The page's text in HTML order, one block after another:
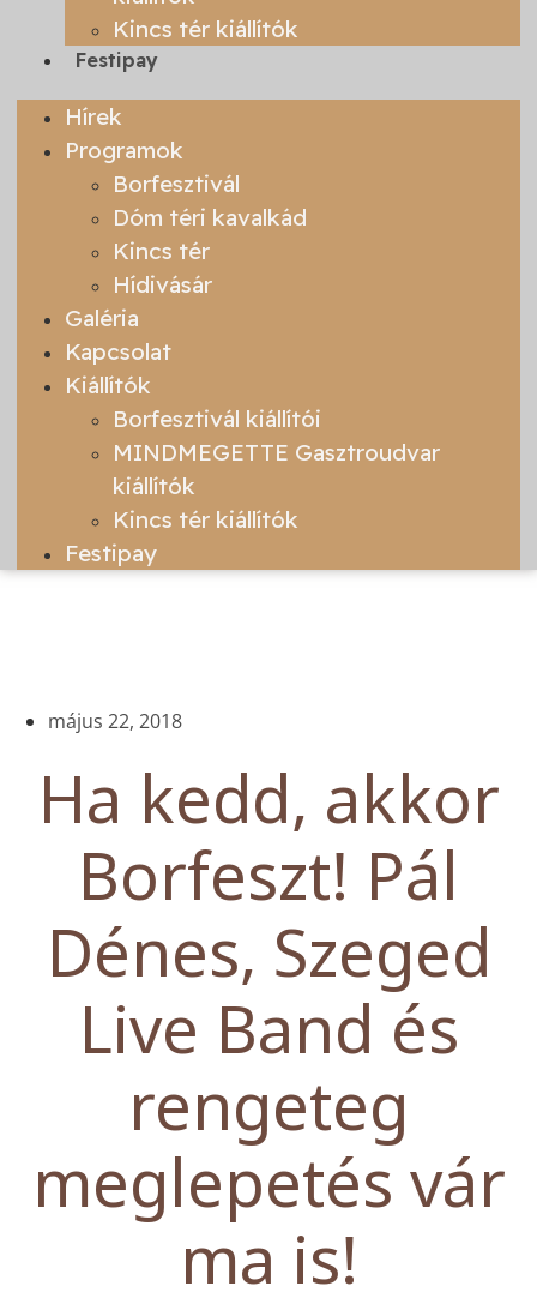
Kincs tér kiállítók
Festipay
Hírek
Programok
Borfesztivál
Dóm téri kavalkád
Kincs tér
Hídivásár
Galéria
Kapcsolat
Kiállítók
Borfesztivál kiállítói
MINDMEGETTE Gasztroudvar
kiállítók
Kincs tér kiállítók
Festipay
május 22, 2018
Ha kedd, akkor
Borfeszt! Pál
Dénes, Szeged
Live Band és
rengeteg
meglepetés vár
ma is!